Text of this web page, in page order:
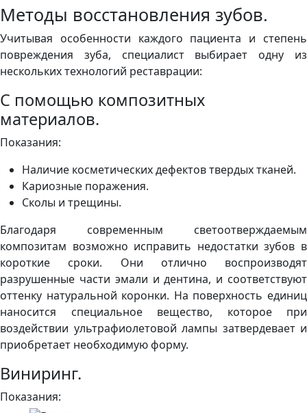
Методы восстановления зубов.
Учитывая особенности каждого пациента и степень
повреждения зуба, специалист выбирает одну из
нескольких технологий реставрации:
С помощью композитных
материалов.
Показания:
Наличие косметических дефектов твердых тканей.
Кариозные поражения.
Сколы и трещины.
Благодаря современным светоотверждаемым
композитам возможно исправить недостатки зубов в
короткие сроки. Они отлично воспроизводят
разрушенные части эмали и дентина, и соответствуют
оттенку натуральной коронки. На поверхность единиц
наносится специальное вещество, которое при
воздействии ультрафиолетовой лампы затвердевает и
приобретает необходимую форму.
Виниринг.
Показания: